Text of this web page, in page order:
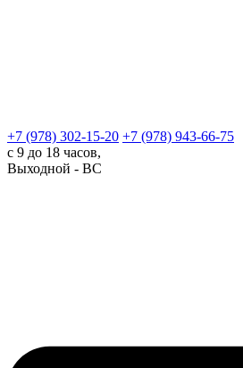
+7 (978) 302-15-20 +7 (978) 943-66-75
с 9 до 18 часов,
Выходной - ВС